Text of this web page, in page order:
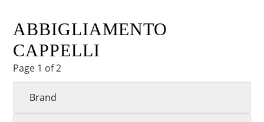
ABBIGLIAMENTO
CAPPELLI
Page 1 of 2
Brand